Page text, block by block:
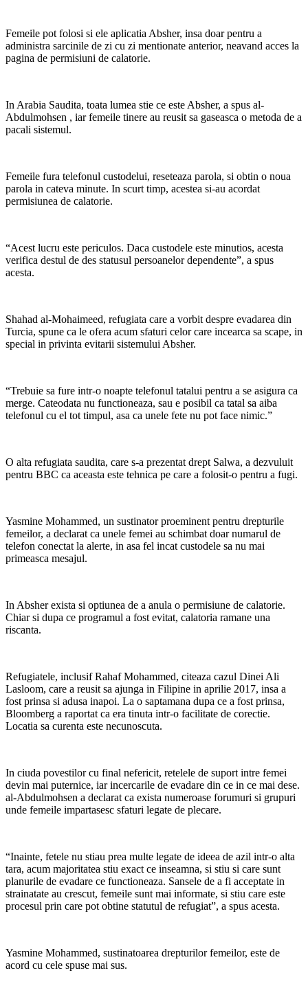
Femeile pot folosi si ele aplicatia Absher, insa doar pentru a
administra sarcinile de zi cu zi mentionate anterior, neavand acces la
pagina de permisiuni de calatorie.
In Arabia Saudita, toata lumea stie ce este Absher, a spus al-
Abdulmohsen , iar femeile tinere au reusit sa gaseasca o metoda de a
pacali sistemul.
Femeile fura telefonul custodelui, reseteaza parola, si obtin o noua
parola in cateva minute. In scurt timp, acestea si-au acordat
permisiunea de calatorie.
“Acest lucru este periculos. Daca custodele este minutios, acesta
verifica destul de des statusul persoanelor dependente”, a spus
acesta.
Shahad al-Mohaimeed, refugiata care a vorbit despre evadarea din
Turcia, spune ca le ofera acum sfaturi celor care incearca sa scape, in
special in privinta evitarii sistemului Absher.
“Trebuie sa fure intr-o noapte telefonul tatalui pentru a se asigura ca
merge. Cateodata nu functioneaza, sau e posibil ca tatal sa aiba
telefonul cu el tot timpul, asa ca unele fete nu pot face nimic.”
O alta refugiata saudita, care s-a prezentat drept Salwa, a dezvuluit
pentru BBC ca aceasta este tehnica pe care a folosit-o pentru a fugi.
Yasmine Mohammed, un sustinator proeminent pentru drepturile
femeilor, a declarat ca unele femei au schimbat doar numarul de
telefon conectat la alerte, in asa fel incat custodele sa nu mai
primeasca mesajul.
In Absher exista si optiunea de a anula o permisiune de calatorie.
Chiar si dupa ce programul a fost evitat, calatoria ramane una
riscanta.
Refugiatele, inclusif Rahaf Mohammed, citeaza cazul Dinei Ali
Lasloom, care a reusit sa ajunga in Filipine in aprilie 2017, insa a
fost prinsa si adusa inapoi. La o saptamana dupa ce a fost prinsa,
Bloomberg a raportat ca era tinuta intr-o facilitate de corectie.
Locatia sa curenta este necunoscuta.
In ciuda povestilor cu final nefericit, retelele de suport intre femei
devin mai puternice, iar incercarile de evadare din ce in ce mai dese.
al-Abdulmohsen a declarat ca exista numeroase forumuri si grupuri
unde femeile impartasesc sfaturi legate de plecare.
“Inainte, fetele nu stiau prea multe legate de ideea de azil intr-o alta
tara, acum majoritatea stiu exact ce inseamna, si stiu si care sunt
planurile de evadare ce functioneaza. Sansele de a fi acceptate in
strainatate au crescut, femeile sunt mai informate, si stiu care este
procesul prin care pot obtine statutul de refugiat”, a spus acesta.
Yasmine Mohammed, sustinatoarea drepturilor femeilor, este de
acord cu cele spuse mai sus.